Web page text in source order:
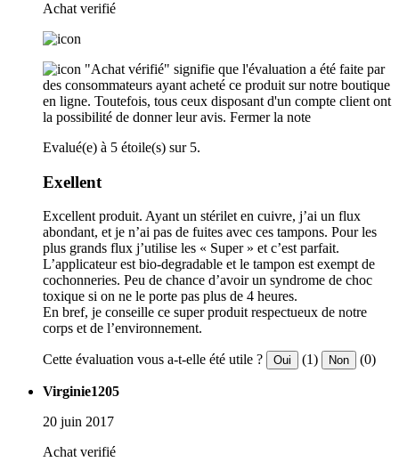
Achat verifié
"Achat vérifié" signifie que l'évaluation a été faite par
des consommateurs ayant acheté ce produit sur notre boutique
en ligne. Toutefois, tous ceux disposant d'un compte client ont
la possibilité de donner leur avis. Fermer la note
Evalué(e) à 5 étoile(s) sur 5.
Exellent
Excellent produit. Ayant un stérilet en cuivre, j’ai un flux
abondant, et je n’ai pas de fuites avec ces tampons. Pour les
plus grands flux j’utilise les « Super » et c’est parfait.
L’applicateur est bio-degradable et le tampon est exempt de
cochonneries. Peu de chance d’avoir un syndrome de choc
toxique si on ne le porte pas plus de 4 heures.
En bref, je conseille ce super produit respectueux de notre
corps et de l’environnement.
Cette évaluation vous a-t-elle été utile ? Oui (1) Non (0)
Virginie1205
20 juin 2017
Achat verifié